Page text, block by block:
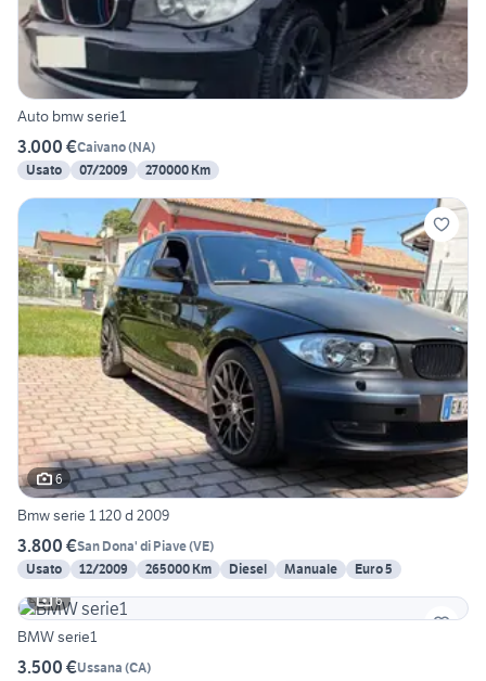
Auto bmw serie1
3.000 €Caivano(NA)
Usato
07/2009 270000 Km
6
Bmw serie 1 120 d 2009
3.800 €San Dona' di Piave(VE)
Usato
12/2009 265000 Km Diesel Manuale
Euro 5
6
BMW serie1
3.500 €Ussana (CA)